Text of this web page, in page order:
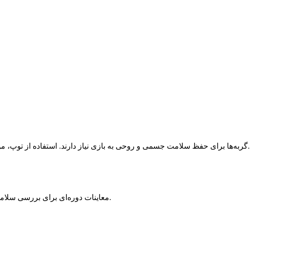
گربه‌ها برای حفظ سلامت جسمی و روحی به بازی نیاز دارند. استفاده از توپ، موش اسباب‌بازی، چوب‌های بازی و اسباب‌بازی‌های تعاملی باعث افزایش تحرک و جلوگیری از بی‌حوصلگی می‌شود.
معاینات دوره‌ای برای بررسی سلامت عمومی گربه بسیار مهم است. واکسیناسیون، انگل‌زدایی و بررسی وضعیت دندان‌ها باید طبق برنامه انجام شود.